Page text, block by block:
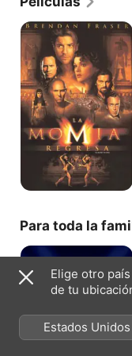
La
momia
regresa
Para toda la
Agente
Banks
espia
Elige otro
de tu
Estados
México)